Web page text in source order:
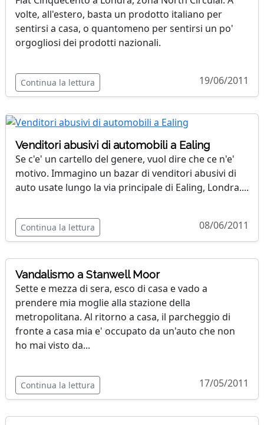
volte, all'estero, basta un prodotto italiano per
sentirsi a casa, o quantomeno per sentirsi un po'
orgogliosi dei prodotti nazionali.
Continua la lettura 19/06/2011
Venditori abusivi di automobili a Ealing
Se c'e' un cartello del genere, vuol dire che ce n'e'
motivo. Immagino un bazar di venditori abusivi di
auto usate lungo la via principale di Ealing, Londra....
Continua la lettura 08/06/2011
Vandalismo a Stanwell Moor
Sette e mezza di sera, esco di casa e vado a
prendere mia moglie alla stazione della
metropolitana. Al ritorno a casa, il parcheggio di
fronte a casa mia e' occupato da un'auto che non
ho mai visto da...
Continua la lettura 17/05/2011